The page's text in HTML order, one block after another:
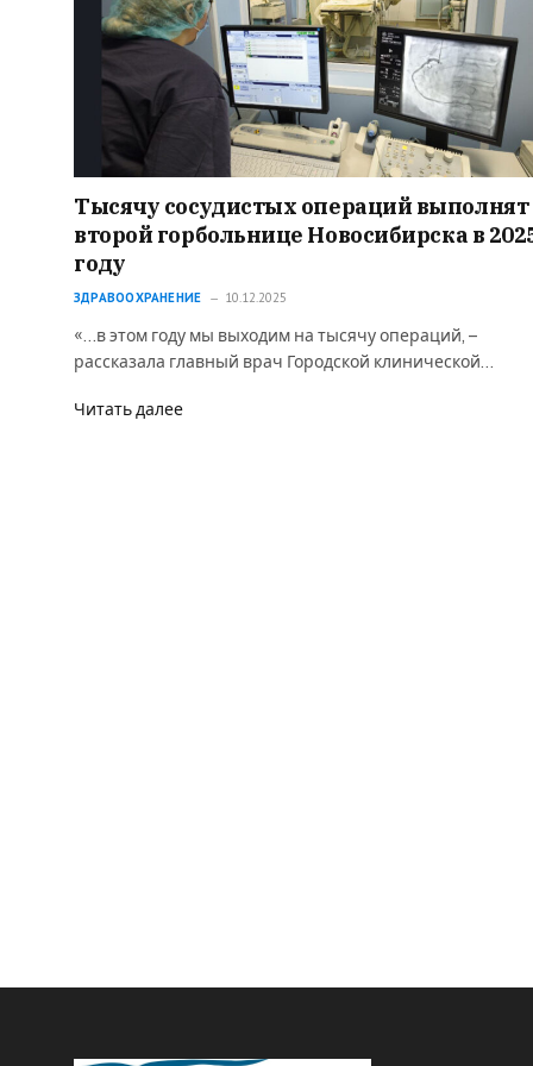
Тысячу сосудистых операций выполнят
второй горбольнице Новосибирска в
году
ЗДРАВООХРАНЕНИЕ 10.12.2025
«…в этом году мы выходим на тысячу операций, –
рассказала главный врач Городской клинической…
Читать далее